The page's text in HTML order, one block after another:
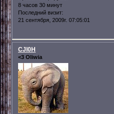
8 часов 30 минут
Последний визит:
21 сентября, 2009г. 07:05:01
CJl0H
<3 Oliwia